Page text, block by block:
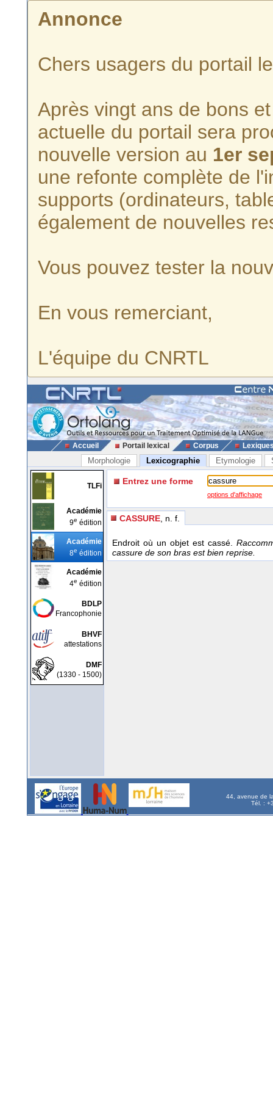
Annonce
Chers usagers du portail
Après vingt ans de bons
actuelle du portail sera
nouvelle version au 1er
une refonte complète de
supports (ordinateurs,
également de nouvelles
Vous pouvez tester la
En vous remerciant,
L'équipe du CNRTL
Accueil Portail lexical Corpus
Morphologie Lexicographie Etymologie
TLFi
Académie
9e édition
Académie
8e édition
Académie
4e édition
BDLP
Francophonie
BHVF
attestations
DMF
(1330 - 1500)
Entrez une forme
options d'affichage
CASSURE , n. f.
Endroit où un objet est cassé.
cassure de son bras est bien reprise.
44, avenue de
Tél. :